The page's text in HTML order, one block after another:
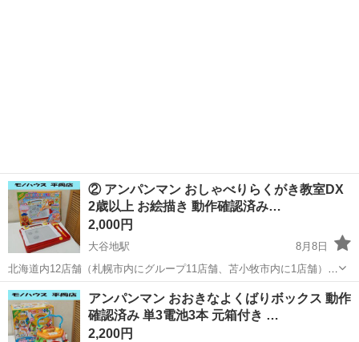
② アンパンマン おしゃべりらくがき教室DX
2歳以上 お絵描き 動作確認済み…
2,000円
大谷地駅
8月8日
北海道内12店舗（札幌市内にグループ11店舗、苫小牧市内に1店舗）
Used Goods Market ★ユーズドグッズマーケット★ 総合リサイクルシ
ョップ アウトレットモノハウス平岡店です。 -------...
北海道 札幌市 大谷地駅 おもちゃ 店舗
アンパンマン おおきなよくばりボックス 動作
確認済み 単3電池3本 元箱付き …
2,200円